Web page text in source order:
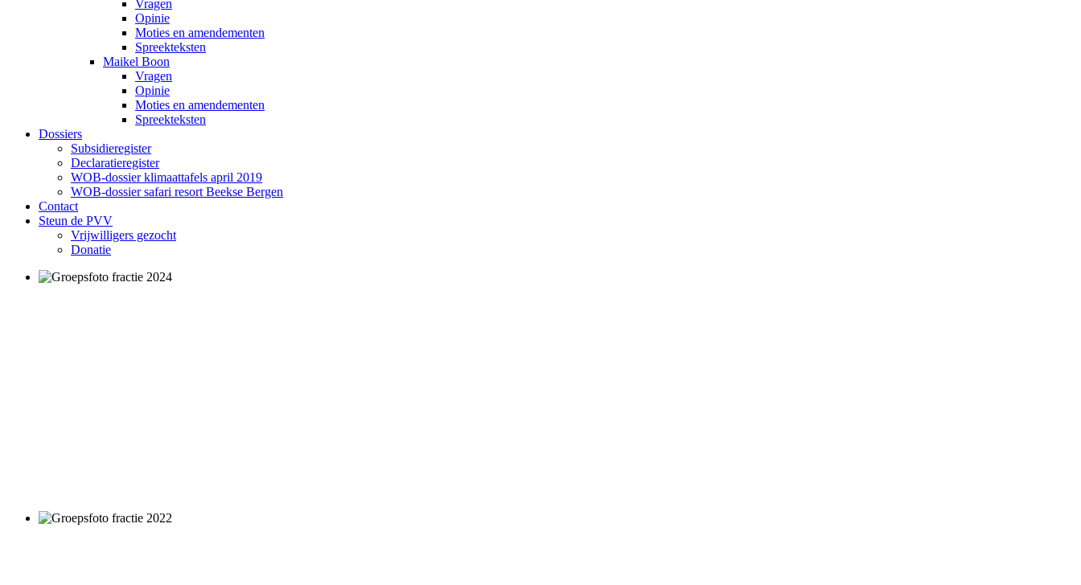
Vragen
Opinie
Moties en amendementen
Spreekteksten
Maikel Boon
Vragen
Opinie
Moties en amendementen
Spreekteksten
Dossiers
Subsidieregister
Declaratieregister
WOB-dossier klimaattafels april 2019
WOB-dossier safari resort Beekse Bergen
Contact
Steun de PVV
Vrijwilligers gezocht
Donatie